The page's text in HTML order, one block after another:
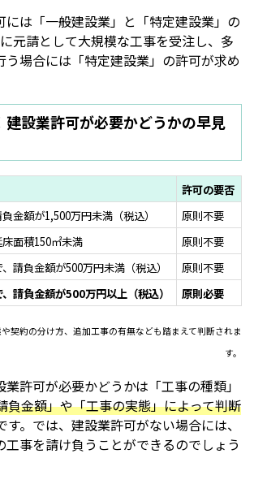
には「一般建設業」と「特定建設業」の
元請として大規模な工事を受注し、多
う場合には「特定建設業」の許可が求め
建設業許可が必要かどうかの早見
許可の要否
金額が1,500万円未満（税込）
原則不要
面積150㎡未満
原則不要
請負金額が500万円未満（税込）
原則不要
請負金額が500万円以上（税込）
原則必要
契約の分け方、追加工事の有無なども踏まえて判断されま
す。
許可が必要かどうかは「工事の種類」
負金額」や「工事の実態」によって判断
す。では、建設業許可がない場合には、
工事を請け負うことができるのでしょう